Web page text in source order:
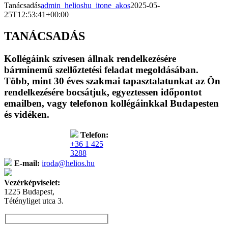
Tanácsadásadmin_helioshu_itone_akos2025-05-
25T12:53:41+00:00
TANÁCSADÁS
Kollégáink szívesen állnak rendelkezésére
bárminemű szellőztetési feladat megoldásában.
Több, mint 30 éves szakmai tapasztalatunkat az Ön
rendelkezésére bocsátjuk, egyeztessen időpontot
emailben, vagy telefonon kollégáinkkal Budapesten
és vidéken.
Telefon:
+36 1 425
3288
E-mail: iroda@helios.hu
Vezérképviselet:
1225 Budapest,
Tétényliget utca 3.